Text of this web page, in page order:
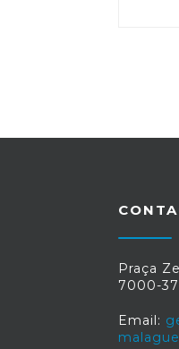
Praça
7000-
Email: